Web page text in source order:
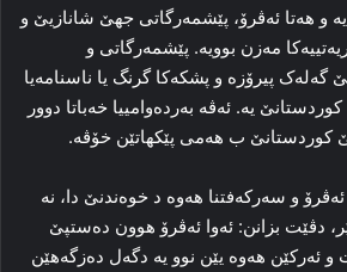
و هەتا ئەڤرۆ، پێشمەرگاتى جهێ شانازیێ و
مەزن بوویە. پێشمەرگاتى و
گەلەک پیرۆزە و پشکەکا گرنگ يا ناسنامەیا
يه‌. ئەڤە بەردەوامییا خەباتا دوور
کوردستانێ ب هه‌مى پێكهاتێن خۆڤه‌.
و سەرکەفتنا هەوە د خوەندنێ دا، نە
دڤێت بزانن: ئەوا ئەڤرۆ هوون دەستپێ
ئەرکێن هەوە یێن نوو یە دگەل ده‌زگه‌هێن